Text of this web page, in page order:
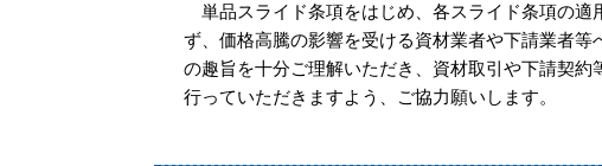
単品スライド条項をはじめ、各スライド条項の適
ず、価格高騰の影響を受ける資材業者や下請業者
の趣旨を十分ご理解いただき、資材取引や下請契
行っていただきますよう、ご協力願いします。